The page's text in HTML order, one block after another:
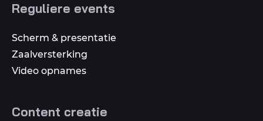
Reguliere events
Scherm & presentatie
Zaalversterking
Video opnames
Content creatie